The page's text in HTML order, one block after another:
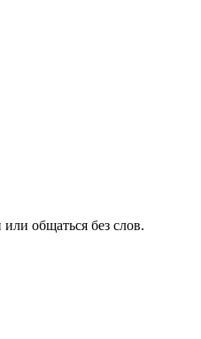
общаться без слов.